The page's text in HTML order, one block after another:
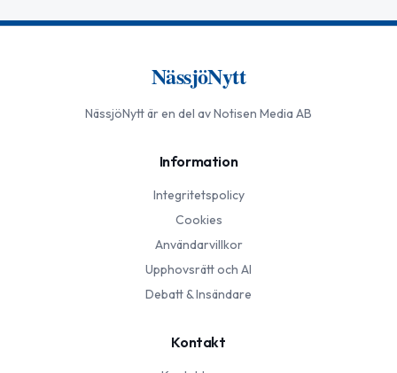
NässjöNytt
NässjöNyttär en del av Notisen Media AB
Information
Integritetspolicy
Cookies
Användarvillkor
Upphovsrätt och AI
Debatt & Insändare
Kontakt